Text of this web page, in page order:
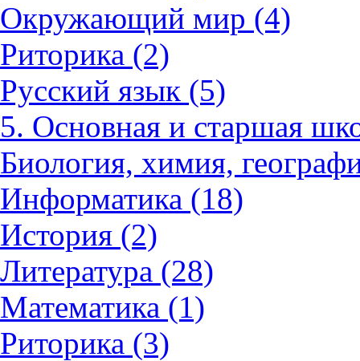
Окружающий мир (4)
Риторика (2)
Русский язык (5)
5. Основная и старшая
Биология, химия,
Информатика (18)
История (2)
Литература (28)
Математика (1)
Риторика (3)